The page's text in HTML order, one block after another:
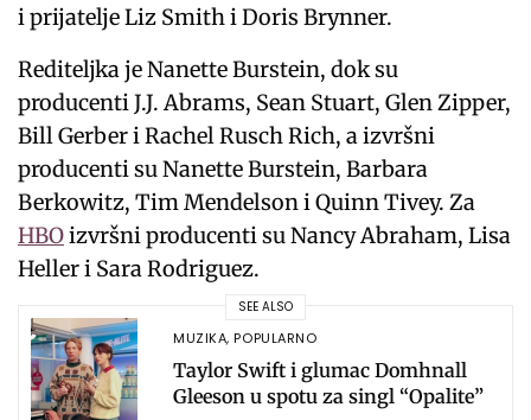
i prijatelje Liz Smith i Doris Brynner.
Rediteljka je Nanette Burstein, dok su
producenti J.J. Abrams, Sean Stuart, Glen Zipper,
Bill Gerber i Rachel Rusch Rich, a izvršni
producenti su Nanette Burstein, Barbara
Berkowitz, Tim Mendelson i Quinn Tivey. Za
HBOizvršni producenti su Nancy Abraham, Lisa
Heller i Sara Rodriguez.
SEE ALSO
MUZIKA,POPULARNO
Taylor Swift i glumac Domhnall
Gleeson u spotu za singl “Opalite”